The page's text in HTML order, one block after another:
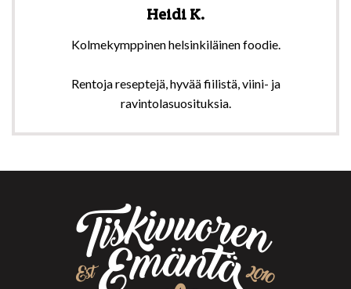
Heidi K.
Kolmekymppinen helsinkiläinen foodie.
Rentoja reseptejä, hyvää fiilistä, viini- ja
ravintolasuosituksia.